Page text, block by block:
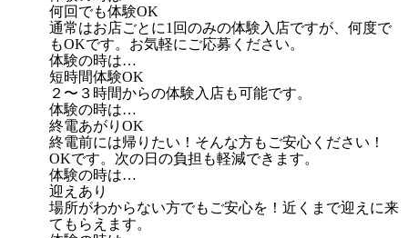
何回でも体験OK
通常はお店ごとに1回のみの体験入店ですが、何度で
もOKです。お気軽にご応募ください。
体験の時は…
短時間体験OK
２〜３時間からの体験入店も可能です。
体験の時は…
終電あがりOK
終電前には帰りたい！そんな方もご安心ください！
OKです。次の日の負担も軽減できます。
体験の時は…
迎えあり
場所がわからない方でもご安心を！近くまで迎えに来
てもらえます。